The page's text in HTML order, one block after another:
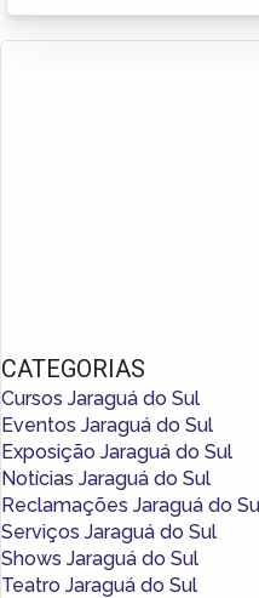
CATEGORIAS
Cursos Jaraguá do Sul
Eventos Jaraguá do Sul
Exposição Jaraguá do Sul
Notícias Jaraguá do Sul
Reclamações Jaraguá do
Serviços Jaraguá do Sul
Shows Jaraguá do Sul
Teatro Jaraguá do Sul